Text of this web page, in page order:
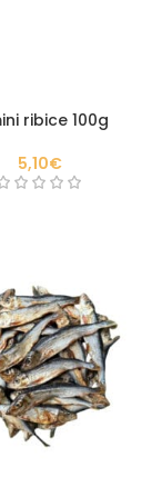
ribice 100g
5,10€